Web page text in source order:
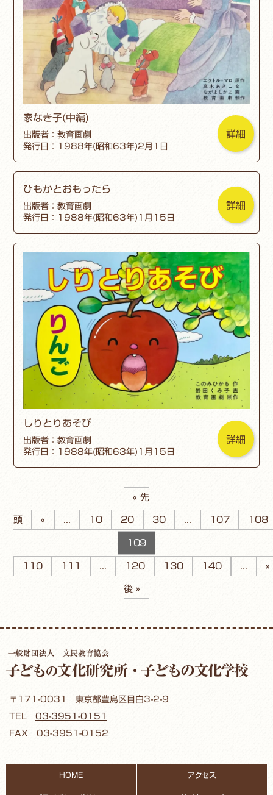
家なき子(中編)
出版者：教育画劇
発行日：1988年(昭和63年)2月1日
詳細
ひもかとおもったら
出版者：教育画劇
発行日：1988年(昭和63年)1月15日
詳細
しりとりあそび
出版者：教育画劇
発行日：1988年(昭和63年)1月15日
詳細
« 先
頭 « 10 20 30 107 108
109
110 111 120 130 140 »
後 »
〒171-0031 東京都豊島区目白3-2-9
TEL 03-3951-0151
FAX 03-3951-0152
HOME アクセス